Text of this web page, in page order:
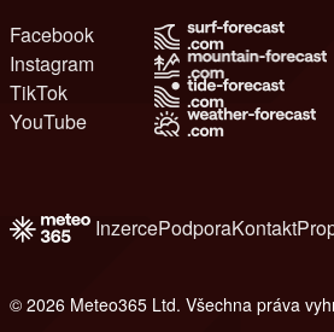
Facebook
Instagram
TikTok
YouTube
InzercePodporaKontakt
© 2026 Meteo365 Ltd. Všechna práva